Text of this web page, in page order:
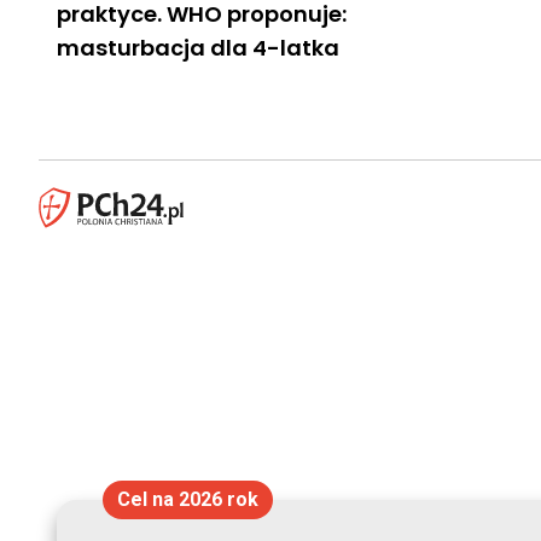
praktyce. WHO proponuje:
masturbacja dla 4-latka
Cel na 2026 rok